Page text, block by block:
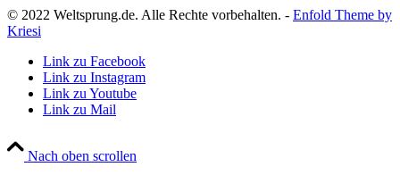
© 2022 Weltsprung.de. Alle Rechte vorbehalten. - Enfold Theme by
Kriesi
Link zu Facebook
Link zu Instagram
Link zu Youtube
Link zu Mail
Nach oben scrollen